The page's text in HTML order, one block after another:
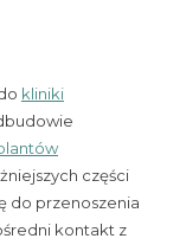
kliniki
części
do przenoszenia
kontakt z